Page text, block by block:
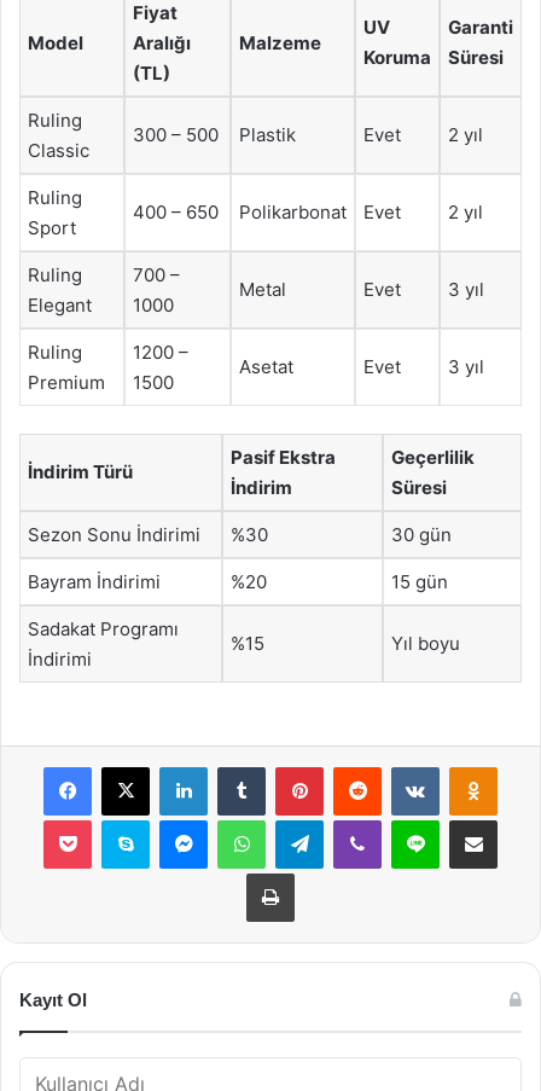
Model
Fiyat
Aralığı
(TL)
Malzeme
UV
Koruma
Garanti
Süresi
Ruling
Classic
300 – 500 Plastik Evet 2 yıl
Ruling
Sport
400 – 650 Polikarbonat Evet 2 yıl
Ruling
Elegant
700 –
1000
Metal Evet 3 yıl
Ruling
Premium
1200 –
1500
Asetat Evet 3 yıl
İndirim Türü
Pasif Ekstra
İndirim
Geçerlilik
Süresi
Sezon Sonu İndirimi %30 30 gün
Bayram İndirimi %20 15 gün
Sadakat Programı
İndirimi
%15 Yıl boyu
Facebook
X LinkedInTumblr PinterestReddit VKontakte
Pocket Skype MessengerWhatsAppTelegramViber Line E-Posta ile
Yazdır
Kayıt Ol